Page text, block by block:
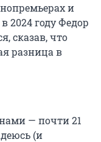
и
2024 году Федор
сказав, что
разница в
— почти 21
(и